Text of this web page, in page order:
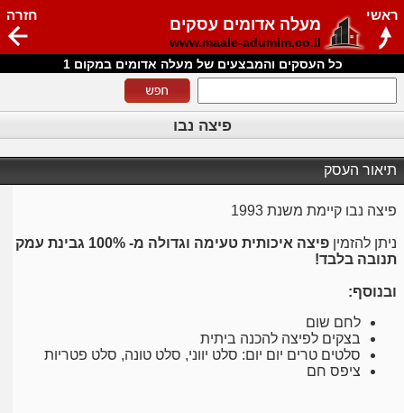
מעלה אדומים עסקים
www.maale-adumim.co.il
חזרה ראשי
כל העסקים והמבצעים של מעלה אדומים במקום 1
פיצה נבו
תיאור העסק
פיצה נבו קיימת משנת 1993
ניתן להזמין
פיצה איכותית טעימה וגדולה מ- 100% גבינת עמק
תנובה בלבד!
ובנוסף:
לחם שום
בצקים לפיצה להכנה ביתית
סלטים טרים יום יום: סלט יווני, סלט טונה, סלט פטריות
ציפס חם